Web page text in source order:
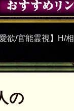
欲/官能霊視】H/相
の